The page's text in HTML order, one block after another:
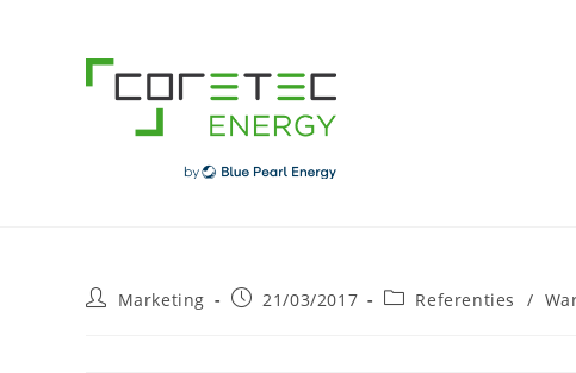
PostMarketing
Post21/03/2017
PostReferenties /